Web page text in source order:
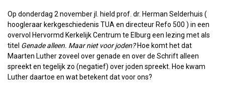
Op donderdag 2 november jl. hield prof. dr. Herman Selderhuis (
hoogleraar kerkgeschiedenis TUA en directeur Refo 500 ) in een
overvol Hervormd Kerkelijk Centrum te Elburg een lezing met als
titel Genade alleen. Maar niet voor joden?Hoe komt het dat
Maarten Luther zoveel over genade en over de Schrift alleen
spreekt en tegelijk zo (negatief) over joden spreekt. Hoe kwam
Luther daartoe en wat betekent dat voor ons?